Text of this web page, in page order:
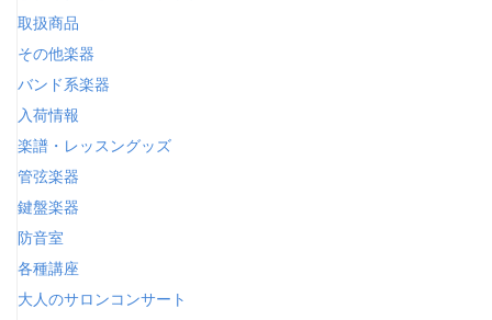
取扱商品
その他楽器
バンド系楽器
入荷情報
楽譜・レッスングッズ
管弦楽器
鍵盤楽器
防音室
各種講座
大人のサロンコンサート